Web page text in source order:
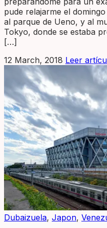
pude relajarme el
al parque de Ueno, y al
Tokyo, donde se estaba
[…]
12 March, 2018 Leer
Dubaizuela, Japon,